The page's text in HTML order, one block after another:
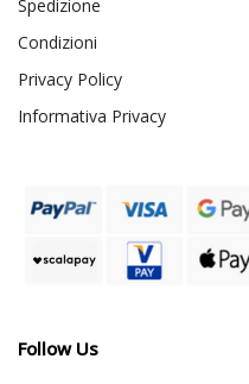
Spedizione
Condizioni
Privacy Policy
Informativa Privacy
Follow Us